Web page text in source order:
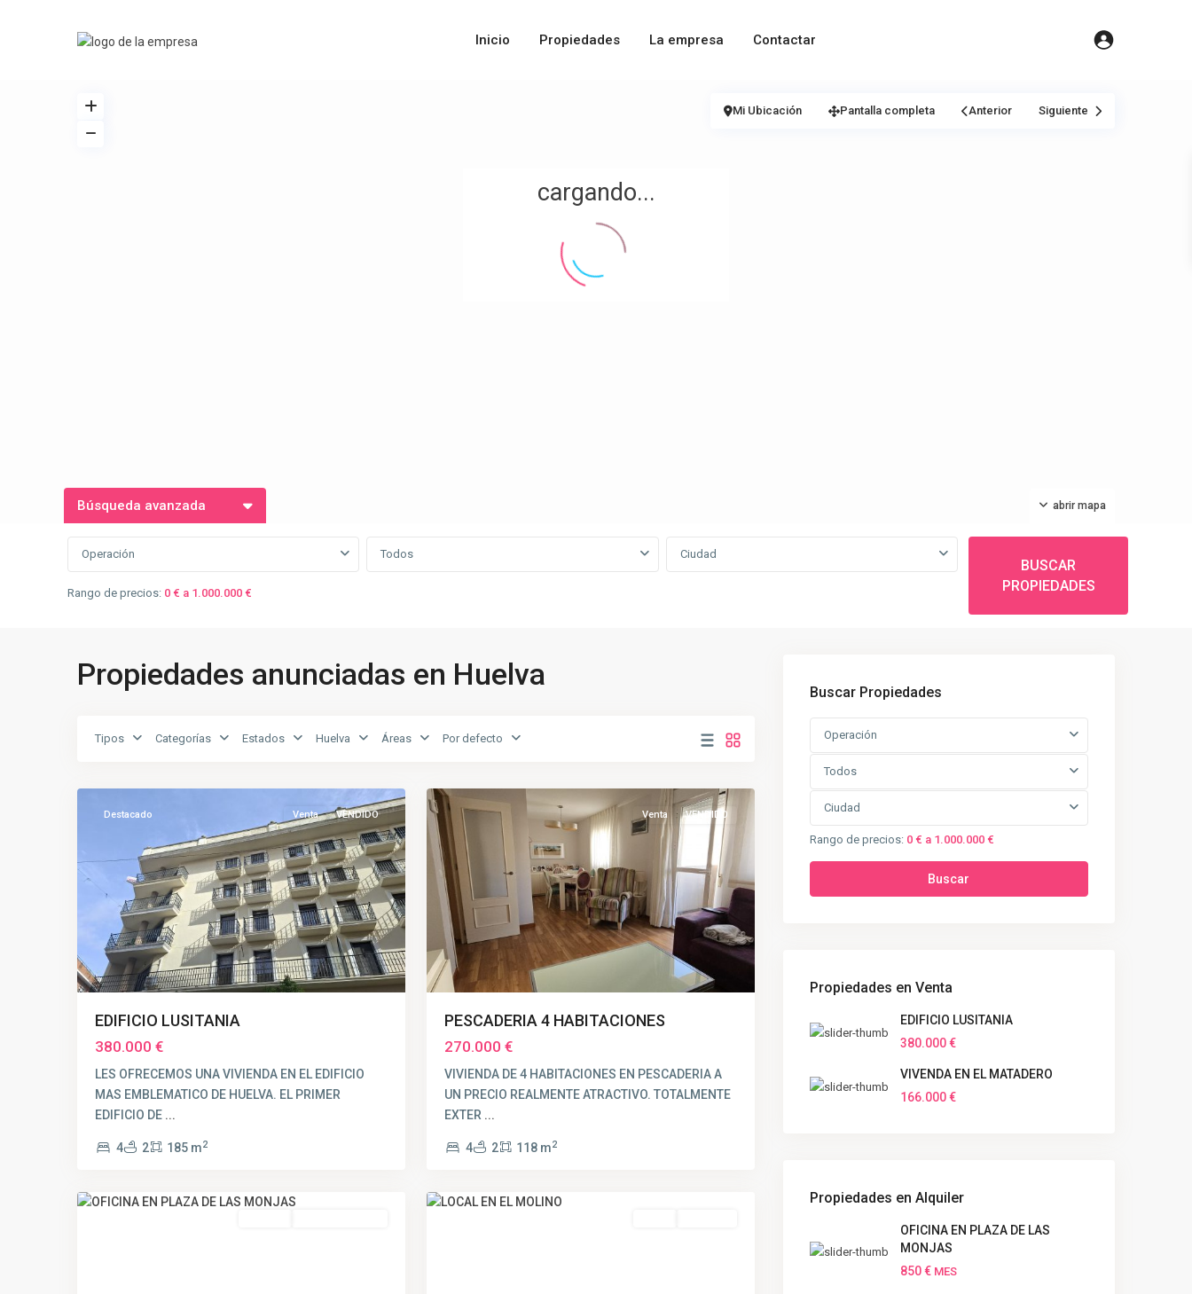
Inicio Propiedades La empresa Contactar
cargando...
abrir mapa
Mi Ubicación Pantalla completa Anterior Siguiente
Búsqueda avanzada
Operación Todos Ciudad
Rango de precios: 0 € a 1.000.000 €
BUSCAR
PROPIEDADES
Propiedades anunciadas en Huelva
Tipos Categorías Estados Huelva Áreas Por defecto
Destacado Venta VENDIDO
EDIFICIO LUSITANIA
380.000 €
LES OFRECEMOS UNA VIVIENDA EN EL EDIFICIO
MAS EMBLEMATICO DE HUELVA. EL PRIMER
EDIFICIO DE ...
4 2 185 m2
Venta VENDIDO
PESCADERIA 4 HABITACIONES
270.000 €
VIVIENDA DE 4 HABITACIONES EN PESCADERIA A
UN PRECIO REALMENTE ATRACTIVO. TOTALMENTE
EXTER ...
4 2 118 m2
CENTRO ,
MOLINO ,
Buscar Propiedades
Operación
Todos
Ciudad
Rango de precios: 0 € a 1.000.000 €
Buscar
Propiedades en Venta
EDIFICIO LUSITANIA
380.000 €
VIVENDA EN EL MATADERO
166.000 €
Propiedades en Alquiler
OFICINA EN PLAZA DE LAS
MONJAS
850 € MES